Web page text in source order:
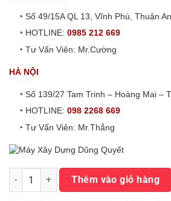
‣ Số 49/15A QL 13, Vĩnh Phú, Thuận
‣ HOTLINE:0985 212 669
‣ Tư Vấn Viên: Mr.Cường
HÀ NỘI
‣ Số 139/27 Tam Trinh – Hoàng Mai –
‣ HOTLINE:098 2268 669
‣ Tư Vấn Viên: Mr.Thắng
Máy Cắt Sắt Thủy Lực RC22 số lượng
Thêm vào giỏ hàng